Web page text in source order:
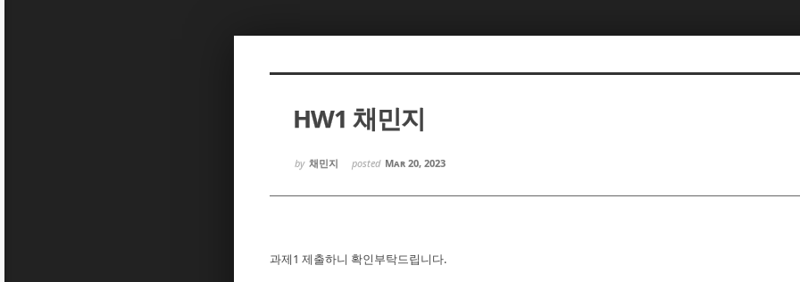
HW1 채민지
by 채민지 posted Mar 20, 2023
과제1 제출하니 확인부탁드립니다.
Sketchbook5, 스케치북5
Sketchbook5, 스케치북5
Sketchbook5, 스케치북5
Sketchbook5, 스케치북5